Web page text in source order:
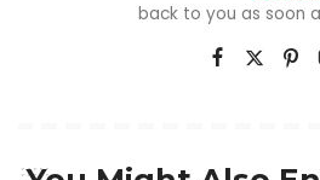
back to you as soon